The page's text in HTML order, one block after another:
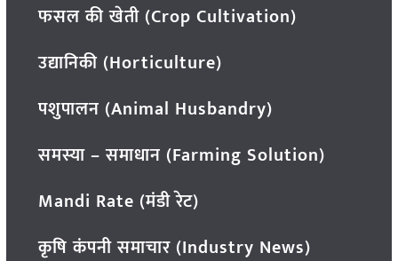
फसल की खेती (Crop Cultivation)
उद्यानिकी (Horticulture)
पशुपालन (Animal Husbandry)
समस्या – समाधान (Farming Solution)
Mandi Rate (मंडी रेट)
कृषि कंपनी समाचार (Industry News)